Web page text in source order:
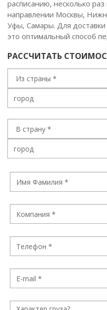
расписанию, несколько
направлении Москвы,
Уфы, Самары. Для
это оптимальный способ
РАССЧИТАТЬ